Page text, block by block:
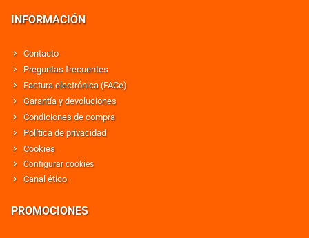
INFORMACIÓN
Contacto
Preguntas frecuentes
Factura electrónica (FACe)
Garantía y devoluciones
Condiciones de compra
Política de privacidad
Cookies
Configurar cookies
Canal ético
PROMOCIONES